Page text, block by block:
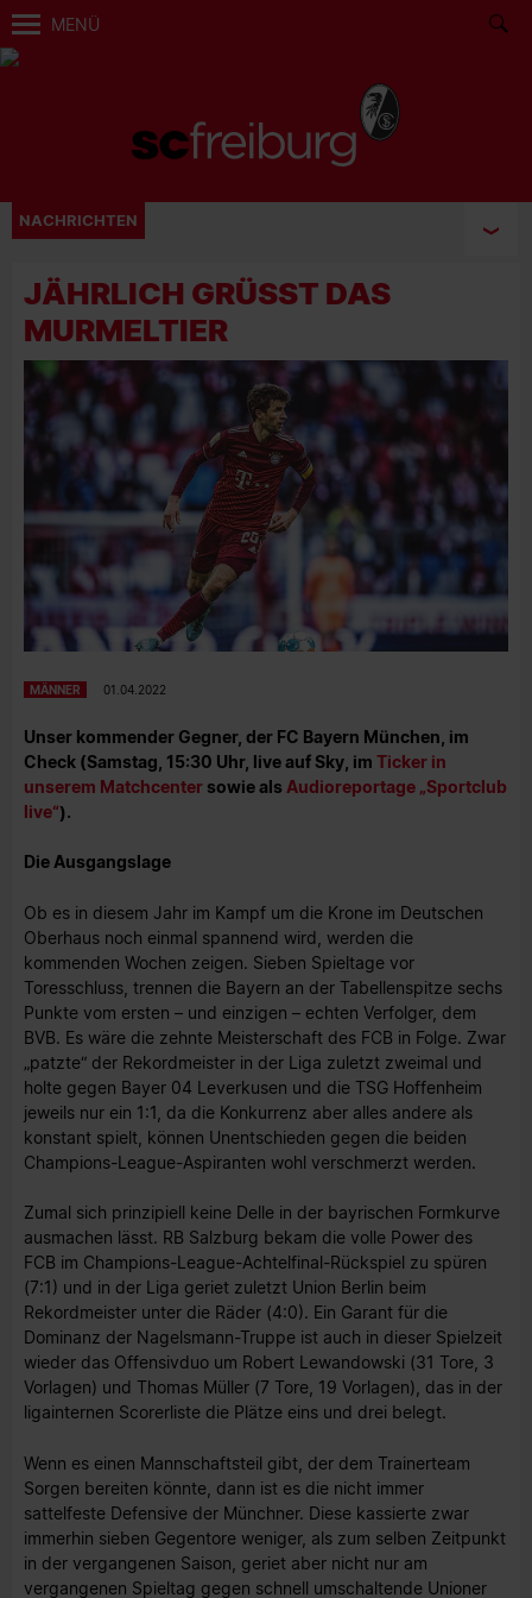
MENÜ
NACHRICHTEN
JÄHRLICH GRÜSST DAS M
URMELTIER
MÄNNER 01.04.2022
Unser kommender Gegner, der FC Bayern München, im
Check (Samstag, 15:30 Uhr, live auf Sky, im Ticker in
unserem Matchcenter sowie als Audioreportage „Sportclub
live“).
Die Ausgangslage
Ob es in diesem Jahr im Kampf um die Krone im Deutschen
Oberhaus noch einmal spannend wird, werden die
kommenden Wochen zeigen. Sieben Spieltage vor
Toresschluss, trennen die Bayern an der Tabellenspitze sechs
Punkte vom ersten – und einzigen – echten Verfolger, dem
BVB. Es wäre die zehnte Meisterschaft des FCB in Folge. Zwar
„patzte“ der Rekordmeister in der Liga zuletzt zweimal und
holte gegen Bayer 04 Leverkusen und die TSG Hoffenheim
jeweils nur ein 1:1, da die Konkurrenz aber alles andere als
konstant spielt, können Unentschieden gegen die beiden
Champions-League-Aspiranten wohl verschmerzt werden.
Zumal sich prinzipiell keine Delle in der bayrischen Formkurve
ausmachen lässt. RB Salzburg bekam die volle Power des
FCB im Champions-League-Achtelfinal-Rückspiel zu spüren
(7:1) und in der Liga geriet zuletzt Union Berlin beim
Rekordmeister unter die Räder (4:0). Ein Garant für die
Dominanz der Nagelsmann-Truppe ist auch in dieser Spielzeit
wieder das Offensivduo um Robert Lewandowski (31 Tore, 3
Vorlagen) und Thomas Müller (7 Tore, 19 Vorlagen), das in der
ligainternen Scorerliste die Plätze eins und drei belegt.
Wenn es einen Mannschaftsteil gibt, der dem Trainerteam
Sorgen bereiten könnte, dann ist es die nicht immer
sattelfeste Defensive der Münchner. Diese kassierte zwar
immerhin sieben Gegentore weniger, als zum selben Zeitpunkt
in der vergangenen Saison, geriet aber nicht nur am
vergangenen Spieltag gegen schnell umschaltende Unioner